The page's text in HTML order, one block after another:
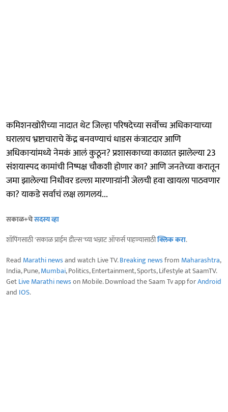
कमिशनखोरीच्या नादात थेट जिल्हा परिषदेच्या सर्वोच्च अधिकाऱ्याच्या
घरालाच भ्रष्टाचाराचे केंद्र बनवण्याचं धाडस कंत्राटदार आणि
अधिकाऱ्यांमध्ये नेमकं आलं कुठून? प्रशासकाच्या काळात झालेल्या 23
संशयास्पद कामांची निष्पक्ष चौकशी होणार का? आणि जनतेच्या करातून
जमा झालेल्या निधीवर डल्ला मारणाऱ्य़ांनी जेलची हवा खायला पाठवणार
का? याकडे सर्वाचं लक्ष लागलयं...
सकाळ+चेसदस्य व्हा
शॉपिंगसाठी 'सकाळ प्राईम डील्स'च्या भन्नाट ऑफर्स पाहण्यासाठीक्लिक करा.
Read Marathi newsand watch Live TV.Breaking newsfrom Maharashtra,
India, Pune,Mumbai, Politics, Entertainment, Sports, Lifestyle at SaamTV.
GetLive Marathi newson Mobile. Download the Saam Tv app forAndroid
and IOS.